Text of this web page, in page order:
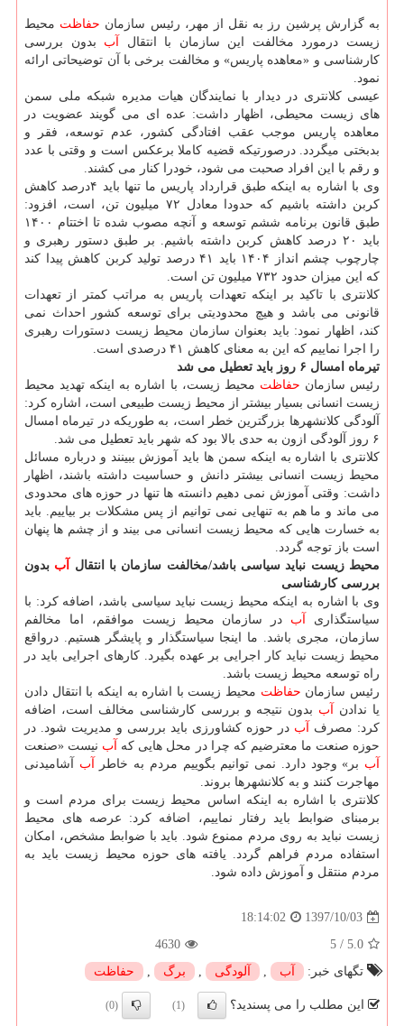
به گزارش پرشین رز به نقل از مهر، رئیس سازمان حفاظت محیط
زیست درمورد مخالفت این سازمان با انتقال آب بدون بررسی
كارشناسی و «معاهده پاریس» و مخالفت برخی با آن توضیحاتی ارائه
نمود.
عیسی كلانتری در دیدار با نمایندگان هیات مدیره شبكه ملی سمن
های زیست محیطی، اظهار داشت: عده ای می گویند عضویت در
معاهده پاریس موجب عقب افتادگی كشور، عدم توسعه، فقر و
بدبختی میگردد. درصورتیكه قضیه كاملا برعكس است و وقتی با عدد
و رقم با این افراد صحبت می شود، خودرا كنار می كشند.
وی با اشاره به اینكه طبق قرارداد پاریس ما تنها باید ۴درصد كاهش
كربن داشته باشیم كه حدودا معادل ۷۲ میلیون تن، است، افزود:
طبق قانون برنامه ششم توسعه و آنچه مصوب شده تا اختتام ۱۴۰۰
باید ۲۰ درصد كاهش كربن داشته باشیم. بر طبق دستور رهبری و
چارچوب چشم انداز ۱۴۰۴ باید ۴۱ درصد تولید كربن كاهش پیدا كند
كه این میزان حدود ۷۳۲ میلیون تن است.
كلانتری با تاكید بر اینكه تعهدات پاریس به مراتب كمتر از تعهدات
قانونی می باشد و هیچ محدودیتی برای توسعه كشور احداث نمی
كند، اظهار نمود: باید بعنوان سازمان محیط زیست دستورات رهبری
را اجرا نماییم كه این به معنای كاهش ۴۱ درصدی است.
تیرماه امسال ۶ روز باید تعطیل می شد
رئیس سازمان حفاظت محیط زیست، با اشاره به اینكه تهدید محیط
زیست انسانی بسیار بیشتر از محیط زیست طبیعی است، اشاره كرد:
آلودگی كلانشهرها بزرگترین خطر است، به طوریكه در تیرماه امسال
۶ روز آلودگی ازون به حدی بالا بود كه شهر باید تعطیل می شد.
كلانتری با اشاره به اینكه سمن ها باید آموزش ببینند و درباره مسائل
محیط زیست انسانی بیشتر دانش و حساسیت داشته باشند، اظهار
داشت: وقتی آموزش نمی دهیم دانسته ها تنها در حوزه های محدودی
می ماند و ما هم به تنهایی نمی توانیم از پس مشكلات بر بیاییم. باید
به خسارت هایی كه محیط زیست انسانی می بیند و از چشم ها پنهان
است باز توجه گردد.
محیط زیست نباید سیاسی باشد/مخالفت سازمان با انتقال
آب بدون
بررسی كارشناسی
وی با اشاره به اینكه محیط زیست نباید سیاسی باشد، اضافه كرد: با
سیاستگذاری آب در سازمان محیط زیست موافقم، اما مخالفم
سازمان، مجری باشد. ما اینجا سیاستگذار و پایشگر هستیم. درواقع
محیط زیست نباید كار اجرایی بر عهده بگیرد. كارهای اجرایی باید در
راه توسعه محیط زیست باشد.
رئیس سازمان حفاظت محیط زیست با اشاره به اینكه با انتقال دادن
یا ندادن آب بدون نتیجه و بررسی كارشناسی مخالف است، اضافه
كرد: مصرف آب در حوزه كشاورزی باید بررسی و مدیریت شود. در
حوزه صنعت ما معترضیم كه چرا در محل هایی كه آب نیست «صنعت
آب بر» وجود دارد. نمی توانیم بگوییم مردم به خاطر آب آشامیدنی
مهاجرت كنند و به كلانشهرها بروند.
كلانتری با اشاره به اینكه اساس محیط زیست برای مردم است و
برمبنای ضوابط باید رفتار نماییم، اضافه كرد: عرصه های محیط
زیست نباید به روی مردم ممنوع شود. باید با ضوابط مشخص، امكان
استفاده مردم فراهم گردد. یافته های حوزه محیط زیست باید به
مردم منتقل و آموزش داده شود.
1397/10/03
18:14:02
5.0
/
5
4630
تگهای خبر:
آب , آلودگی , برگ , حفاظت
این مطلب را می پسندید؟ (1)
(0)